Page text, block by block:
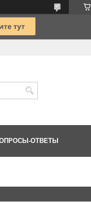
ОТВЕТЫ